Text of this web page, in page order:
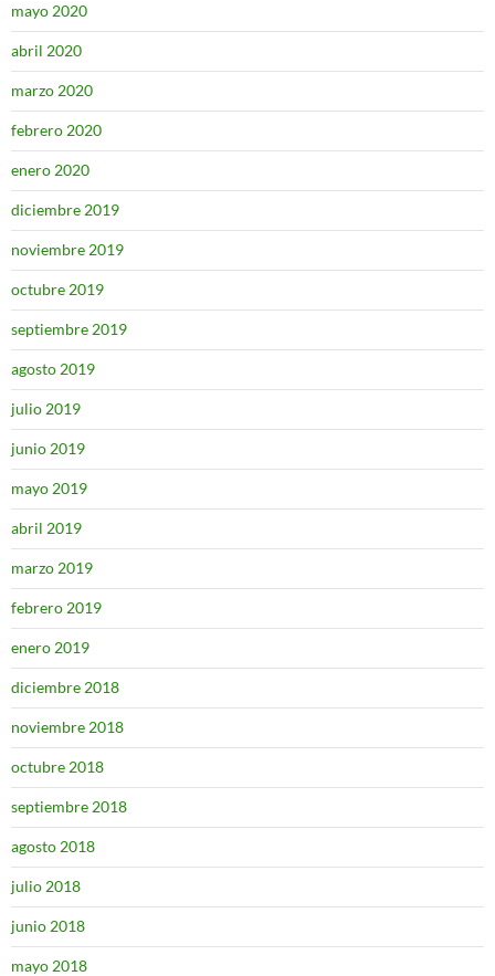
mayo 2020
abril 2020
marzo 2020
febrero 2020
enero 2020
diciembre 2019
noviembre 2019
octubre 2019
septiembre 2019
agosto 2019
julio 2019
junio 2019
mayo 2019
abril 2019
marzo 2019
febrero 2019
enero 2019
diciembre 2018
noviembre 2018
octubre 2018
septiembre 2018
agosto 2018
julio 2018
junio 2018
mayo 2018